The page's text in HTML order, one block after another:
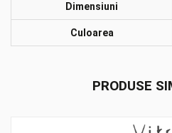
Dimensiuni
Culoarea
PRODUSE